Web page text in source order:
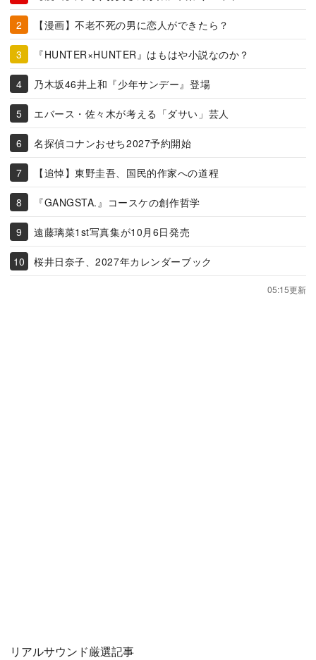
【漫画】不老不死の男に恋人ができたら？
『HUNTER×HUNTER』はもはや小説なのか？
乃木坂46井上和『少年サンデー』登場
エバース・佐々木が考える「ダサい」芸人
名探偵コナンおせち2027予約開始
【追悼】東野圭吾、国民的作家への道程
『GANGSTA.』コースケの創作哲学
遠藤璃菜1st写真集が10月6日発売
桜井日奈子、2027年カレンダーブック
05:15更新
リアルサウンド厳選記事